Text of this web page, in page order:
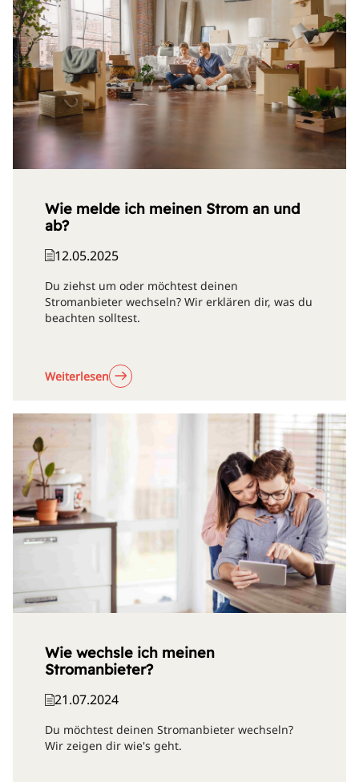
Wie melde ich meinen Strom an und
ab?
12.05.2025
Du ziehst um oder möchtest deinen
Stromanbieter wechseln? Wir erklären dir, was du
beachten solltest.
Weiterlesen
Wie wechsle ich meinen
Stromanbieter?
21.07.2024
Du möchtest deinen Stromanbieter wechseln?
Wir zeigen dir wie's geht.